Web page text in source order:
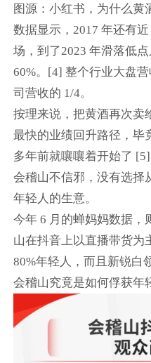
图源：小红书，为什么黄
数据显示，2017 年还有
场，到了2023 年滑落低
60%。[4] 整个行业大盘
司营收的 1/4。
按理来说，把黄酒再次卖
最快的业绩回升路径，毕
多年前就嚷嚷着开始了
会稽山不信邪，没有选择
年轻人的生意。
今年 6 月的蝉妈妈数据，
山在抖音上以直播带货为
80%年轻人，而且新锐白
会稽山究竟是如何俘获年